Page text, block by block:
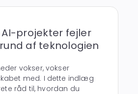
AI-projekter fejler
af teknologien
vokser, vokser
med. I dette indlæg
råd til, hvordan du